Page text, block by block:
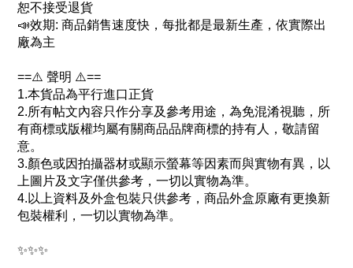
恕不接受退貨
📣效期: 商品銷售速度快，每批都是最新生產，依實際出
廠為主
==⚠️ 聲明 ⚠️==
1.本貨品為平行進口正貨
2.所有帖文內容只作分享及參考用途，為免混淆視聽，所
有商標或版權均屬有關商品品牌商標的持有人，敬請留
意。
3.顏色或因拍攝器材或顯示螢幕等因素而與實物有異，以
上圖片及文字僅供參考，一切以實物為準。
4.以上資料及外盒包裝只供參考，商品外盒原廠有更換新
包裝權利，一切以實物為準。
✨✨✨